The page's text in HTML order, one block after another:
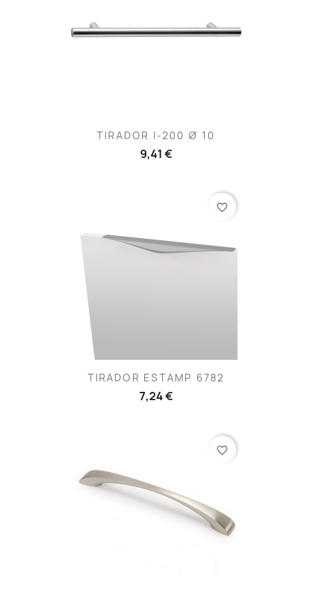
TIRADOR I-200 Ø 10
9,41 €
TIRADOR ESTAMP 6782
7,24 €
favorite_border
favorite_border